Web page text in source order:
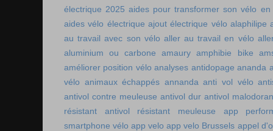
électrique 2025 aides pour transformer son vélo en
aides vélo électrique ajout électrique vélo alaphilipe
au travail avec son vélo aller au travail en vélo
aluminium ou carbone
amaury amphibie bike
améliorer position vélo analyses antidopage ananda
vélo animaux échappés annanda anti vol vélo
antivol contre meuleuse antivol dur antivol
résistant
antivol résistant meuleuse
app
smartphone vélo app velo app velo Brussels appel